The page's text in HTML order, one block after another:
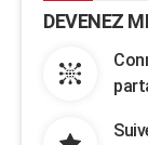
DEVENEZ